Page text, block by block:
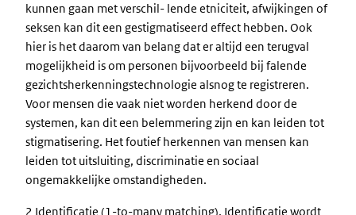
kunnen gaan met verschil- lende etniciteit, afwijkingen of
seksen kan dit een gestigmatiseerd effect hebben. Ook
hier is het daarom van belang dat er altijd een terugval
mogelijkheid is om personen bijvoorbeeld bij falende
gezichtsherkenningstechnologie alsnog te registreren.
Voor mensen die vaak niet worden herkend door de
systemen, kan dit een belemmering zijn en kan leiden tot
stigmatisering. Het foutief herkennen van mensen kan
leiden tot uitsluiting, discriminatie en sociaal
ongemakkelijke omstandigheden.
2 Identificatie (1-to-many matching). Identificatie wordt